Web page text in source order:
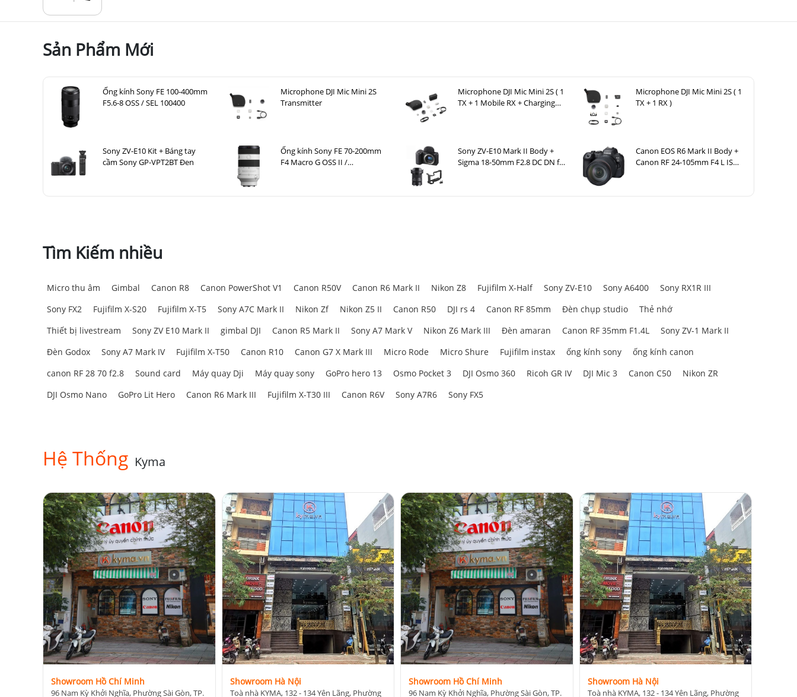
Sản Phẩm Mới
Ống kính Sony FE 100-400mm
F5.6-8 OSS / SEL 100400
Microphone DJI Mic Mini 2S
Transmitter
Microphone DJI Mic Mini 2S ( 1
TX + 1 Mobile RX + Charging
Microphone DJI Mic Mini 2S ( 1
TX + 1 RX )
Sony ZV-E10 Kit + Báng tay
cầm Sony GP-VPT2BT Đen
Ống kính Sony FE 70-200mm
F4 Macro G OSS II /
Sony ZV-E10 Mark II Body +
Sigma 18-50mm F2.8 DC DN for
Canon EOS R6 Mark II Body +
Canon RF 24-105mm F4 L IS
Tìm Kiếm nhiều
Micro thu âm Gimbal Canon R8 Canon PowerShot V1 Canon R50V Canon R6 Mark II Nikon Z8 Fujifilm X-Half Sony ZV-E10 Sony A6400
Sony RX1R III
Sony FX2
Fujifilm X-S20 Fujifilm X-T5 Sony A7C Mark II Nikon Zf Nikon Z5 II Canon R50 DJI rs 4 Canon RF 85mm Đèn chụp studio
Thẻ nhớ
Thiết bị livestream
Sony ZV E10 Mark II gimbal DJI Canon R5 Mark II Sony A7 Mark V Nikon Z6 Mark III Đèn amaran Canon RF 35mm F1.4L
Sony ZV-1 Mark II
Đèn Godox
Sony A7 Mark IV Fujifilm X-T50 Canon R10 Canon G7 X Mark III Micro Rode Micro Shure Fujifilm instax ống kính sony
ống kính canon
canon RF 28 70 f2.8
Sound card Máy quay Dji Máy quay sony GoPro hero 13 Osmo Pocket 3 DJI Osmo 360 Ricoh GR IV DJI Mic 3 Canon C50
Nikon ZR
DJI Osmo Nano
GoPro Lit Hero Canon R6 Mark III Fujifilm X-T30 III Canon R6V Sony A7R6 Sony FX5
Hệ Thống Kyma
Showroom Hồ Chí Minh
96 Nam Kỳ Khởi Nghĩa, Phường Sài Gòn, TP.
Showroom Hà Nội
Toà nhà KYMA, 132 - 134 Yên Lãng, Phường
Showroom Hồ Chí Minh
96 Nam Kỳ Khởi Nghĩa, Phường Sài Gòn, TP.
Showroom Hà Nội
Toà nhà KYMA, 132 - 134 Yên Lãng, Phường